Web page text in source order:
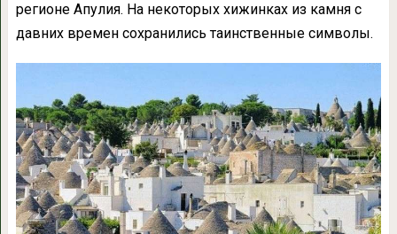
регионе Апулия. На некоторых хижинках из камня с
давних времен сохранились таинственные символы.